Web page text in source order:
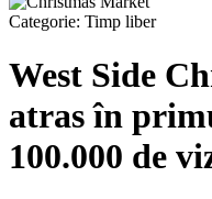
Categorie: Timp liber
West Side
atras în
100.000 de